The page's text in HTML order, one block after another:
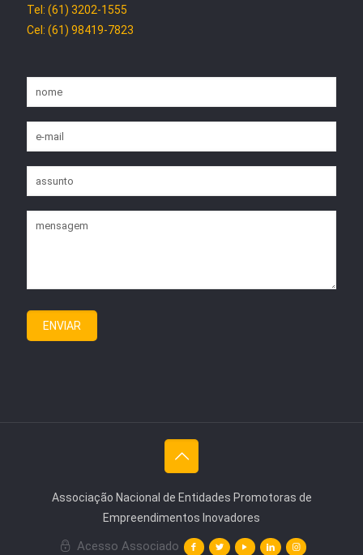
Tel: (61) 3202-1555
Cel: (61) 98419-7823
Associação Nacional de Entidades Promotoras de
Empreendimentos Inovadores
Acesso Associado